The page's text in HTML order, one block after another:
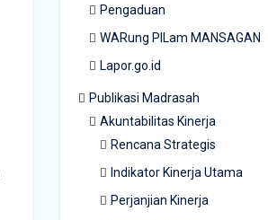
Pengaduan
WARung PILam MANSAGAN
Lapor.go.id
Publikasi Madrasah
Akuntabilitas Kinerja
Rencana Strategis
Indikator Kinerja Utama
Perjanjian Kinerja